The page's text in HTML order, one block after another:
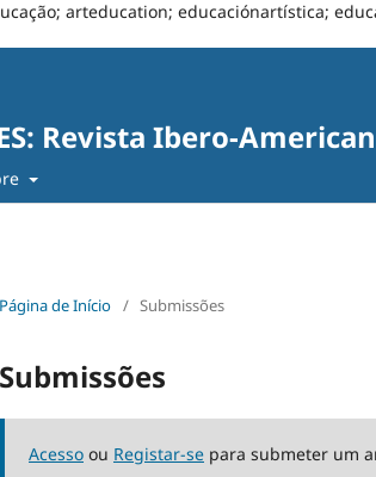
arteducation; educaciónartística;
Revista Ibero-
Página de Início / Submissões
Submissões
Acesso ou Registar-se para submeter um